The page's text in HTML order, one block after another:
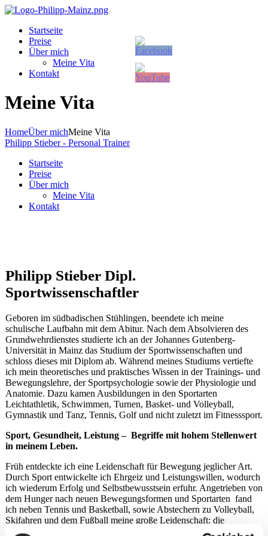
Startseite
Preise
Über mich
Meine Vita
Kontakt
Meine Vita
HomeÜber michMeine Vita
Philipp Stieber - Personal Trainer
Startseite
Preise
Über mich
Meine Vita
Kontakt
Philipp Stieber Dipl.
Sportwissenschaftler
Geboren im südbadischen Stühlingen, beendete ich meine
schulische Laufbahn mit dem Abitur. Nach dem Absolvieren des
Grundwehrdienstes studierte ich an der Johannes Gutenberg-
Universität in Mainz das Studium der Sportwissenschaften und
schloss dieses mit Diplom ab. Während meines Studiums vertiefte
ich mein theoretisches und praktisches Wissen in der Trainings- und
Bewegungslehre, der Sportpsychologie sowie der Physiologie und
Anatomie. Dazu kamen Ausbildungen in den Sportarten
Leichtathletik, Schwimmen, Turnen, Basket- und Volleyball,
Gymnastik und Tanz, Tennis, Golf und nicht zuletzt im Fitnesssport.
Sport, Gesundheit, Leistung – Begriffe mit hohem Stellenwert
in meinem Leben.
Früh entdeckte ich eine Leidenschaft für Bewegung jeglicher Art.
Durch Sport entwickelte ich Ehrgeiz und Leistungswillen, wodurch
ich wiederum Erfolg und Selbstbewusstsein erfuhr. Angetrieben von
dem Hunger nach neuen Bewegungsformen und Sportarten fand
ich neben Tennis und Basketball, sowie Abstechern zu Volleyball,
Skifahren und dem Fußball meine große Leidenschaft: die
Leichtathletik. Eine abwechslungs- und umfangreiche körperliche